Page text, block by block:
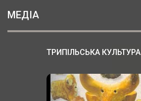
МЕДІА
ТРИПІЛЬСЬКА КУЛЬТУРА